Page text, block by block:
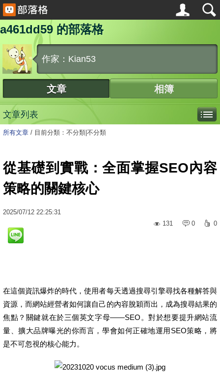
a461dd59 的部落格
作家：Kian53
文章 相簿
文章列表
所有文章 / 目前分類：不分類|不分類
從基礎到實戰：全面掌握SEO內容
策略的關鍵核心
2025/07/12 22:25:31
131
0 0
在這個資訊爆炸的時代，使用者每天透過搜尋引擎尋找各種解答與
資源，而網站經營者如何讓自己的內容脫穎而出，成為搜尋結果的
焦點？關鍵就在於三個英文字母——SEO。對於想要提升網站流
量、擴大品牌曝光的你而言，學會如何正確地運用SEO策略，將
是不可忽視的核心能力。